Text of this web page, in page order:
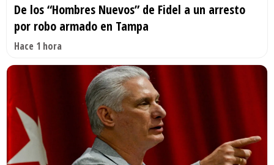
De los “Hombres Nuevos” de Fidel a un arresto
por robo armado en Tampa
Hace 1 hora